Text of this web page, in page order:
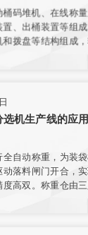
码堆机、在线称
置、出桶装置等组
拨盘等结构组成
机生产线的应用
全自动称重，为装
动落料闸门开合，
高双。称重仓由